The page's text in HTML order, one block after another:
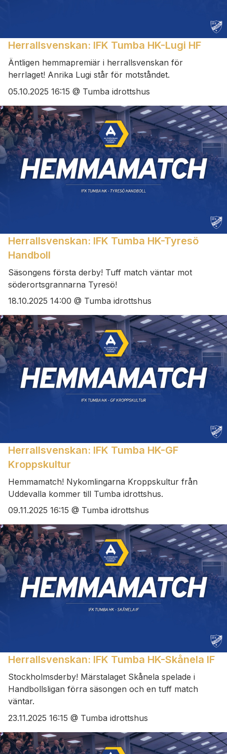
Herrallsvenskan: IFK Tumba HK-Lugi HF
Äntligen hemmapremiär i herrallsvenskan för
herrlaget! Anrika Lugi står för motståndet.
05.10.2025 16:15 @ Tumba idrottshus
Herrallsvenskan: IFK Tumba HK-Tyresö
Handboll
Säsongens första derby! Tuff match väntar mot
söderortsgrannarna Tyresö!
18.10.2025 14:00 @ Tumba idrottshus
Herrallsvenskan: IFK Tumba HK-GF
Kroppskultur
Hemmamatch! Nykomlingarna Kroppskultur från
Uddevalla kommer till Tumba idrottshus.
09.11.2025 16:15 @ Tumba idrottshus
Herrallsvenskan: IFK Tumba HK-Skånela IF
Stockholmsderby! Märstalaget Skånela spelade i
Handbollsligan förra säsongen och en tuff match
väntar.
23.11.2025 16:15 @ Tumba idrottshus